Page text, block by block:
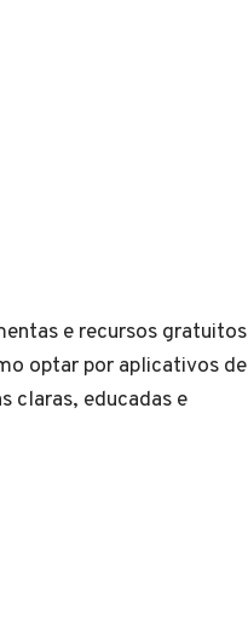
e recursos gratuitos
optar por aplicativos de
claras, educadas e